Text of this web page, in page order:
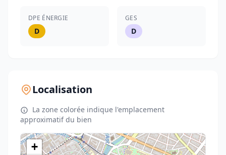
DPE ÉNERGIE
D
GES
D
Localisation
La zone colorée indique l'emplacement
approximatif du bien
+